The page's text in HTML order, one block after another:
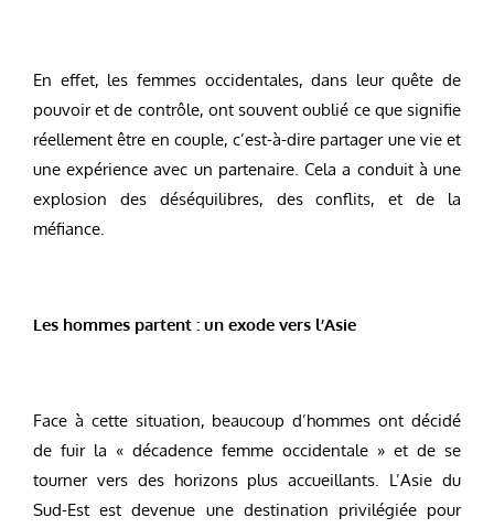
En effet, les femmes occidentales, dans leur quête de
pouvoir et de contrôle, ont souvent oublié ce que signifie
réellement être en couple, c’est-à-dire partager une vie et
une expérience avec un partenaire. Cela a conduit à une
explosion des déséquilibres, des conflits, et de la
méfiance.
Les hommes partent : un exode vers l’Asie
Face à cette situation, beaucoup d’hommes ont décidé
de fuir la « décadence femme occidentale » et de se
tourner vers des horizons plus accueillants. L’Asie du
Sud-Est est devenue une destination privilégiée pour